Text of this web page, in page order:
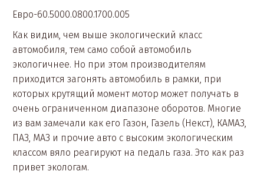
Евро-60.5000.0800.1700.005
Как видим, чем выше экологический класс
автомобиля, тем само собой автомобиль
экологичнее. Но при этом производителям
приходится загонять автомобиль в рамки, при
которых крутящий момент мотор может получать в
очень ограниченном диапазоне оборотов. Многие
из вам замечали как его Газон, Газель (Некст), КАМАЗ,
ПАЗ, МАЗ и прочие авто с высоким экологическим
классом вяло реагируют на педаль газа. Это как раз
привет экологам.